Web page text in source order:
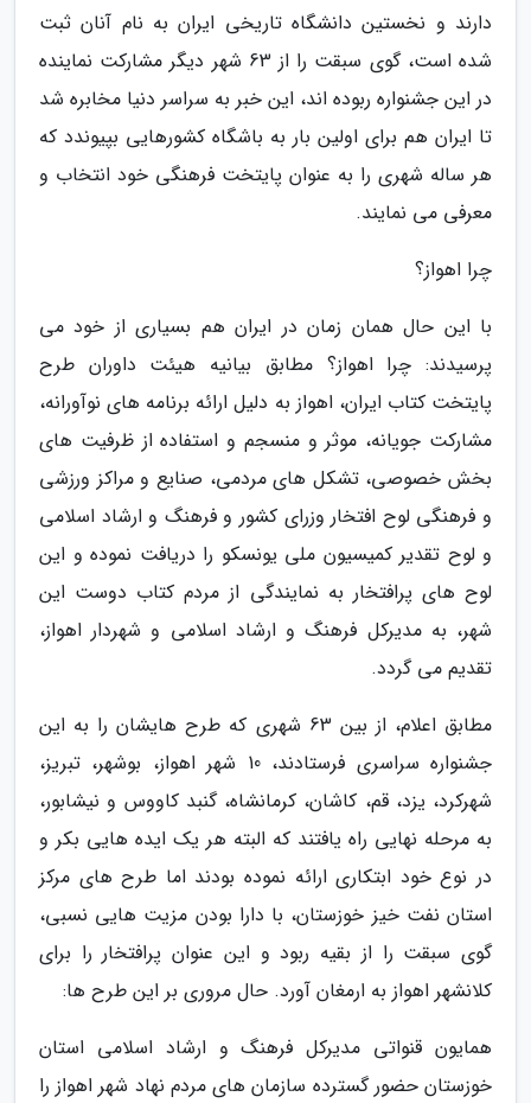
دارند و نخستین دانشگاه تاریخی ایران به نام آنان ثبت
شده است، گوی سبقت را از 63 شهر دیگر مشارکت نماینده
در این جشنواره ربوده اند، این خبر به سراسر دنیا مخابره شد
تا ایران هم برای اولین بار به باشگاه کشورهایی بپیوندد که
هر ساله شهری را به عنوان پایتخت فرهنگی خود انتخاب و
معرفی می نمایند.
چرا اهواز؟
با این حال همان زمان در ایران هم بسیاری از خود می
پرسیدند: چرا اهواز؟ مطابق بیانیه هیئت داوران طرح
پایتخت کتاب ایران، اهواز به دلیل ارائه برنامه های نوآورانه،
مشارکت جویانه، موثر و منسجم و استفاده از ظرفیت های
بخش خصوصی، تشکل های مردمی، صنایع و مراکز ورزشی
و فرهنگی لوح افتخار وزرای کشور و فرهنگ و ارشاد اسلامی
و لوح تقدیر کمیسیون ملی یونسکو را دریافت نموده و این
لوح های پرافتخار به نمایندگی از مردم کتاب دوست این
شهر، به مدیرکل فرهنگ و ارشاد اسلامی و شهردار اهواز،
تقدیم می گردد.
مطابق اعلام، از بین 63 شهری که طرح هایشان را به این
جشنواره سراسری فرستادند، 10 شهر اهواز، بوشهر، تبریز،
شهرکرد، یزد، قم، کاشان، کرمانشاه، گنبد کاووس و نیشابور،
به مرحله نهایی راه یافتند که البته هر یک ایده هایی بکر و
در نوع خود ابتکاری ارائه نموده بودند اما طرح های مرکز
استان نفت خیز خوزستان، با دارا بودن مزیت هایی نسبی،
گوی سبقت را از بقیه ربود و این عنوان پرافتخار را برای
کلانشهر اهواز به ارمغان آورد. حال مروری بر این طرح ها:
همایون قنواتی مدیرکل فرهنگ و ارشاد اسلامی استان
خوزستان حضور گسترده سازمان های مردم نهاد شهر اهواز را